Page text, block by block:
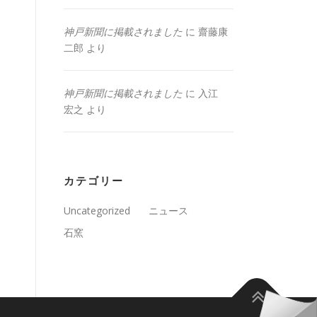
神戸新聞に掲載されました に 齋藤康
二郎 より
神戸新聞に掲載されました に 入江
宏之 より
カテゴリー
Uncategorized
ニュース
石窯